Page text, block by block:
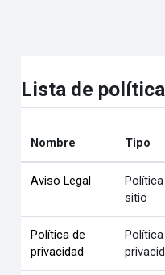
Lista de
Nombre Tipo
Aviso Legal
Política
sitio
Política de
privacidad
Política